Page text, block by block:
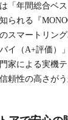
「年間総合ベ
られる『
スマートリン
イ（A+評価）
家による実機
頼性の高さがう